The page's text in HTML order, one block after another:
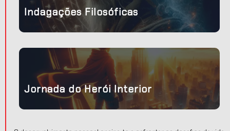
Indagações Filosóficas
Jornada do Herói Interior